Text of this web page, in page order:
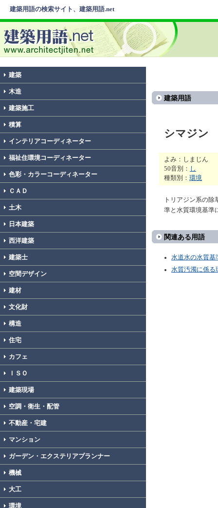
建築用語の検索サイト、建築用語.net
建築
木造
建築施工
積算
インテリアコーディネーター
福祉住環境コーディネーター
色彩・カラーコーディネーター
ＣＡＤ
土木
日本建築
西洋建築
建築士
空間デザイン
建材
文化財
構造
住宅
カフェ
ＩＳＯ
建築現場
空調・衛生・配管
不動産・宅建
マンション
ガーデン・エクステリアプランナー
機械
大工
環境
建築用語
シマジン
よみ：しまじん
50音別： し
種類別： 環境
トリアジン系の
準と水質環境基準
関連ある用語
水道水の水質基
水質汚濁に係る